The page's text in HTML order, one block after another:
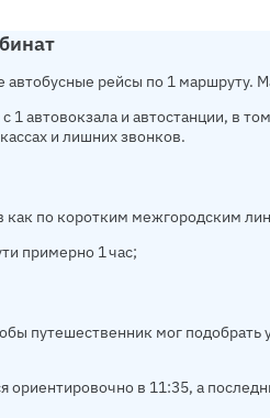
рейсы по 1 маршруту.
1 автовокзала и автостанции, в
и лишних звонков.
как по коротким межгородским
примерно 1 час;
путешественник мог
в 11:35, а